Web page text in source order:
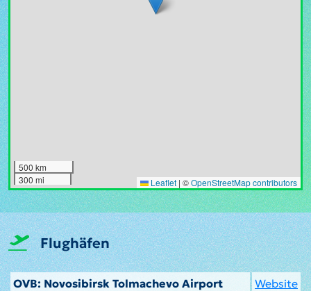
500 km
300 mi
Leaflet | ©OpenStreetMap contributors
Flughäfen
OVB: Novosibirsk Tolmachevo Airport
Website